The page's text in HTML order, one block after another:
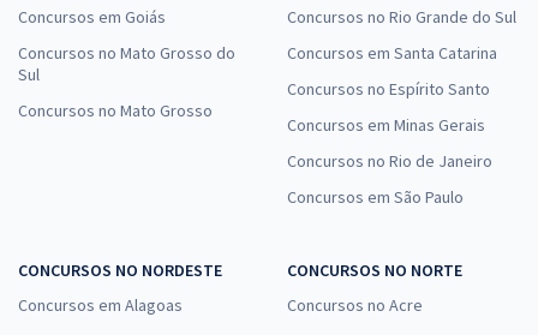
Concursos em Goiás
Concursos no Mato Grosso do
Sul
Concursos no Mato Grosso
Concursos no Rio Grande do Sul
Concursos em Santa Catarina
Concursos no Espírito Santo
Concursos em Minas Gerais
Concursos no Rio de Janeiro
Concursos em São Paulo
CONCURSOS NO NORDESTE
Concursos em Alagoas
CONCURSOS NO NORTE
Concursos no Acre